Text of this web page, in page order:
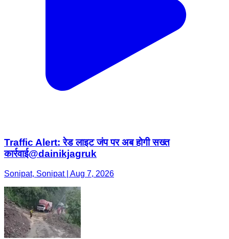
Traffic Alert: रेड लाइट जंप पर अब होगी सख्त
कार्रवाई@dainikjagruk
Sonipat, Sonipat | Aug 7, 2026